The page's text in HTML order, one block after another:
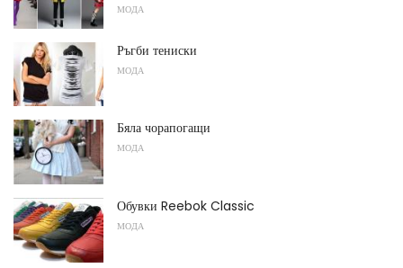
МОДА
Ръгби тениски
МОДА
Бяла чорапогащи
МОДА
Обувки Reebok Classic
МОДА